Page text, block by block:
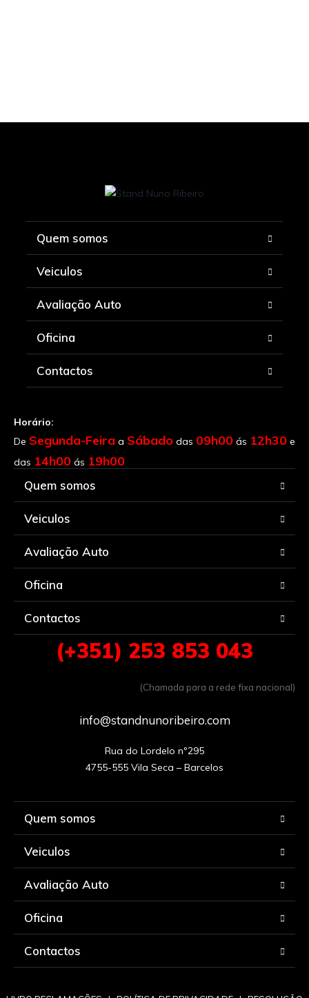
Quem somos
Veiculos
Avaliação Auto
Oficina
Contactos
Horário:
De Segunda-Feira a Sábado das 09h00 ás 12h30 e
das 14h00 ás 19h00
Quem somos
Veiculos
Avaliação Auto
Oficina
Contactos
(+351) 253 853 043
(Chamada para a rede fixa nacional)
info@standnunoribeiro.com
Rua do Lordelo nº295
Quem somos
Veiculos
Avaliação Auto
Oficina
Contactos